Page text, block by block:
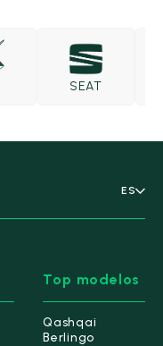
SEAT
ES
Top modelos
Qashqai
Berlingo